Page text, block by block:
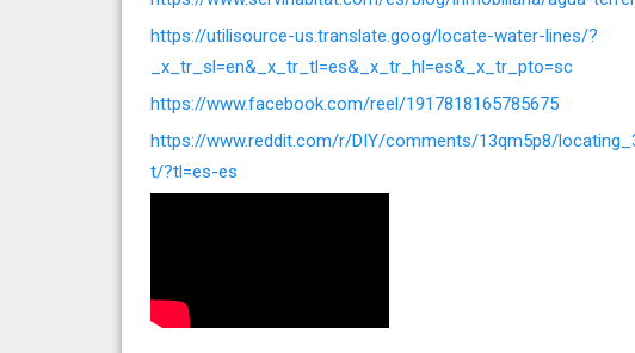
https://utilisource-us.translate.goog/locate-water-lines/?
_x_tr_sl=en&_x_tr_tl=es&_x_tr_hl=es&_x_tr_pto=sc
https://www.facebook.com/reel/1917818165785675
https://www.reddit.com/r/DIY/comments/13qm5p8/
t/?tl=es-es